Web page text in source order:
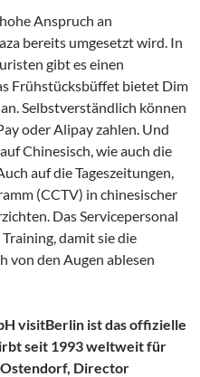
Anspruch an
bereits umgesetzt wird. In
gibt es einen
Frühstücksbüffet bietet Dim
Selbstverständlich können
oder Alipay zahlen. Und
Chinesisch, wie auch die
auf die Tageszeitungen,
(CCTV) in chinesischer
Das Servicepersonal
damit sie die
von den Augen ablesen
visitBerlin ist das offizielle
seit 1993 weltweit für
Director